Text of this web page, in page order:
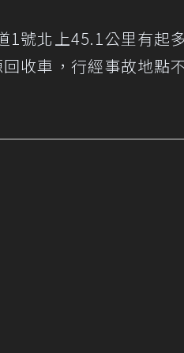
1號北上45.1公里有起
收車，行經事故地點